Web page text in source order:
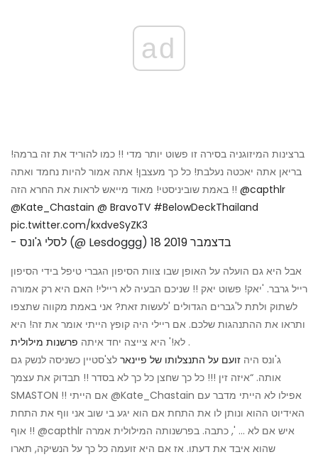
ad
ברצינות המיזוגניה בסירה זו פשוט יותר מדי !! כמו להוריד את זה ברמה!
בריאן אתה יאכטה נעלבת! כל כך מעצבן! אתה אמור להיות נחמד ואתה
באמת שוביניסטי! מאוד מייאש לראות את החרא הזה !! @capthlr
@Kate_Chastain @ BravoTV #BelowDeckThailand
pic.twitter.com/kxdveSyZK3
- לסלי ג'ונס (@ Lesdoggg) 18 בדצמבר 2019
אבל היא גם הועלה על האופן שבו צוות הסיפון הגברי טיפל בידי הסיפון
רייל גרבר. 'יאק! פשוט יאק !! שניכם הבעיה לא ריילי! האם היא רק אמורה
לשתוק ולתת ל'גברים הגדולים 'לעשות זאת? אני באמת מקווה שתצפו
ותראו את ההתנהגות שלכם. אם ריילי היה קופץ הייתי אומר את זה! היא
לא!' היא צייצה יחד איתה פרשנות מילולית
.
ג'ונס היה זועם על התנצלותו של פיינאר לצ'סטיין כשניסה לנשק גם
אותה. “איזה זין !!! כל כך שחצן כל כך לא בסדר !! תבדוק את עצמך
SMASTON !! אם הייתי @Kate_Chastain אפילו לא הייתי מדבר עם
האידיוט ההוא ונותן לו את התחת אם הוא יגע בי שוב אני ווף את התחת
!! אוף @capthlr איש אם לא ... ', כתבה. בפרשנותה המילולית אמרה
שהוא איבד את דעתו. אז אם היא זועמה כל כך על הנשיקה, תארו